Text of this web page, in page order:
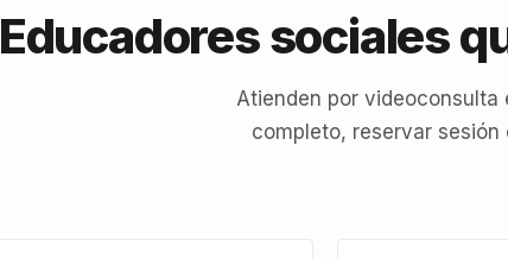
Educadores sociales
Atienden por videoconsulta
completo, reservar